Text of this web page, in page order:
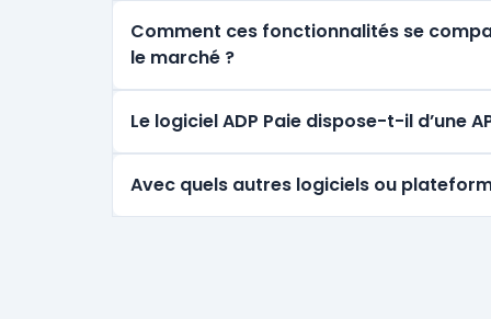
Comment ces fonctionnalités se
le marché ?
Le logiciel ADP Paie dispose-t-il d’une
Avec quels autres logiciels ou